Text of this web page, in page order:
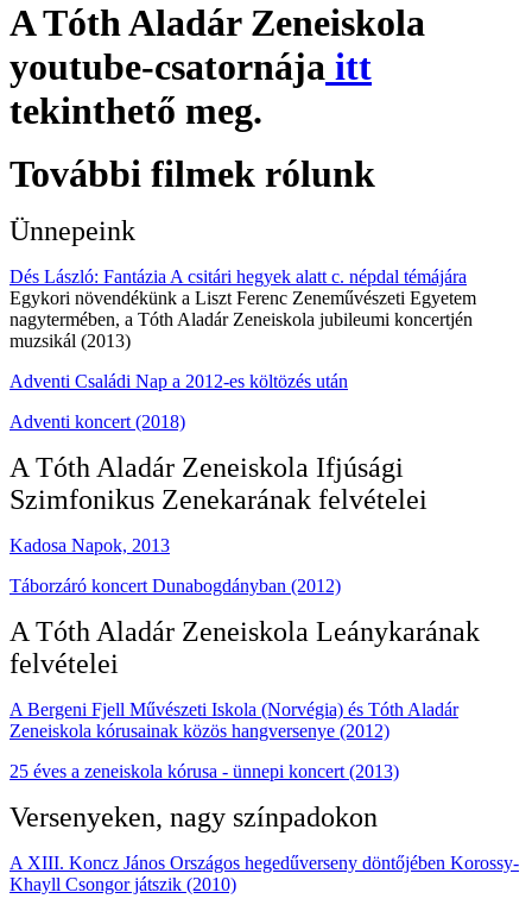
A Tóth Aladár Zeneiskola
youtube-csatornája itt
tekinthető meg.
További filmek rólunk
Ünnepeink
Dés László: Fantázia A csitári hegyek alatt c. népdal témájára
Egykori növendékünk a Liszt Ferenc Zeneművészeti Egyetem
nagytermében, a Tóth Aladár Zeneiskola jubileumi koncertjén
muzsikál (2013)
Adventi Családi Nap a 2012-es költözés után
Adventi koncert (2018)
A Tóth Aladár Zeneiskola Ifjúsági
Szimfonikus Zenekarának felvételei
Kadosa Napok, 2013
Táborzáró koncert Dunabogdányban (2012)
A Tóth Aladár Zeneiskola Leánykarának
felvételei
A Bergeni Fjell Művészeti Iskola (Norvégia) és Tóth Aladár
Zeneiskola kórusainak közös hangversenye (2012)
25 éves a zeneiskola kórusa - ünnepi koncert (2013)
Versenyeken, nagy színpadokon
A XIII. Koncz János Országos hegedűverseny döntőjében Korossy-
Khayll Csongor játszik (2010)